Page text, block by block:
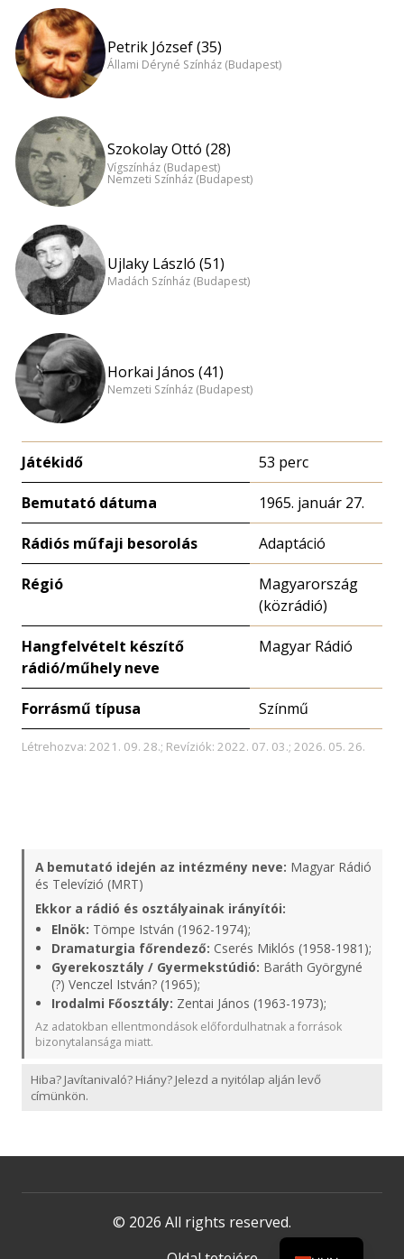
Petrik József (35)
Állami Déryné Színház (Budapest)
Szokolay Ottó (28)
Vígszínház (Budapest)
Nemzeti Színház (Budapest)
Ujlaky László (51)
Madách Színház (Budapest)
Horkai János (41)
Nemzeti Színház (Budapest)
Játékidő 53 perc
Bemutató dátuma 1965. január 27.
Rádiós műfaji besorolás Adaptáció
Régió
Magyarország
(közrádió)
Hangfelvételt készítő
rádió/műhely neve
Magyar Rádió
Forrásmű típusa Színmű
Létrehozva: 2021. 09. 28.; Revíziók: 2022. 07. 03.; 2026. 05. 26.
A bemutató idején az intézmény neve: Magyar Rádió
és Televízió (MRT)
Ekkor a rádió és osztályainak irányítói:
Elnök: Tömpe István (1962-1974);
Dramaturgia főrendező: Cserés Miklós (1958-1981);
Gyerekosztály / Gyermekstúdió: Baráth Györgyné
(?) Venczel István? (1965);
Irodalmi Főosztály: Zentai János (1963-1973);
Az adatokban ellentmondások előfordulhatnak a források
bizonytalansága miatt.
Hiba? Javítanivaló? Hiány? Jelezd a nyitólap alján levő
címünkön.
© 2026 All rights reserved.